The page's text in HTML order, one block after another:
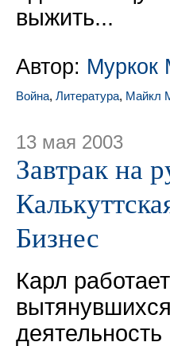
выжить...
Автор: Муркок
Война, Литература, Майкл
13 мая 2003
Завтрак на
Бизнес
Карл